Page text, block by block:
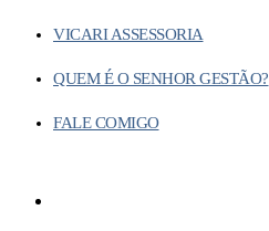
VICARI ASSESSORIA
QUEM É O SENHOR GESTÃO?
FALE COMIGO